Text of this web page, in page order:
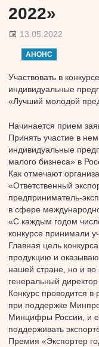
2022»
13.05.2022
АНОНС
Участвовать в
индивидуальные
«Лучший молодой
Начинается прием
Принять участие в
индивидуальные
малого бизнеса» в
Как отмечают
«Ответственный
предприниматель-
в сфере
«С каждым годом
конкурсе принимали
Главная цель
продукцию и
нашей стране, но и во
генеральный
Конкурс проводится
при поддержке
Минцифры России, и
поддерживать
Премия «Экспортер